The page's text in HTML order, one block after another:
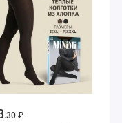
.30 ₽